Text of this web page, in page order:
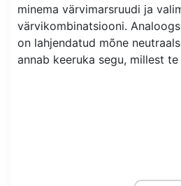
minema värvimarsruudi ja
värvikombinatsiooni.
on lahjendatud mõne
annab keeruka segu, millest